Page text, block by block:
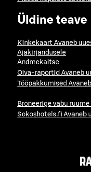
Üldine teave
Kinkekaart Avaneb
Ajakirjandusele
Andmekaitse
Oiva-raportid Avaneb
Tööpakkumised
Broneerige vabu ruume
Sokoshotels.fi Avaneb